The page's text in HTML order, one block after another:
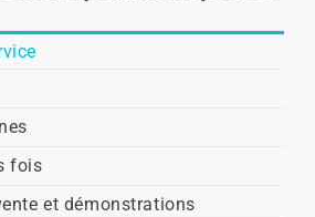
fois
et démonstrations